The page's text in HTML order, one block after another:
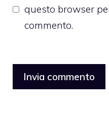
questo browser
commento.